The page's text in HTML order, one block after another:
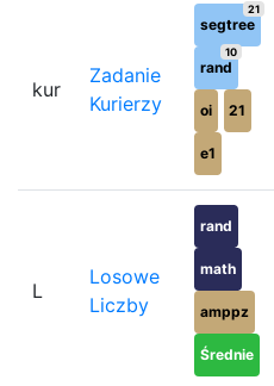
kur
Zadanie
Kurierzy
segtree
21
rand
10
oi 21
e1
L
Losowe
Liczby
rand
math
amppz
Średnie